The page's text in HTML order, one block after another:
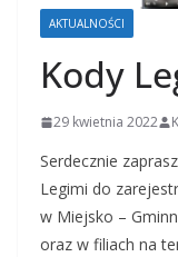
AKTUALNOŚCI
Kody
29 kwietnia 2022
Serdecznie
Legimi do
w Miejsko –
oraz w filiach na